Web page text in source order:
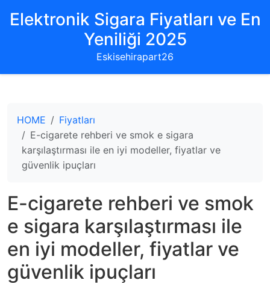
Elektronik Sigara Fiyatları ve En
Yeniliği 2025
Eskisehirapart26
HOME
Fiyatları
E-cigarete rehberi ve smok e sigara
karşılaştırması ile en iyi modeller, fiyatlar ve
güvenlik ipuçları
E-cigarete rehberi ve smok
e sigara karşılaştırması ile
en iyi modeller, fiyatlar ve
güvenlik ipuçları